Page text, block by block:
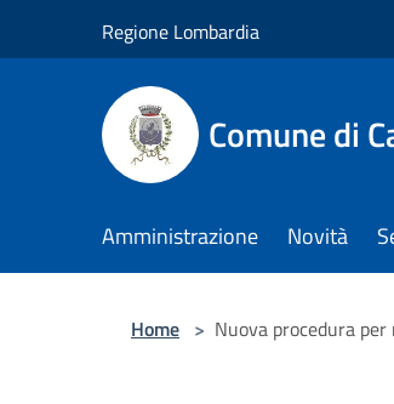
Regione Lombardia
Comune di
Amministrazione Novità
Home > Nuova procedura